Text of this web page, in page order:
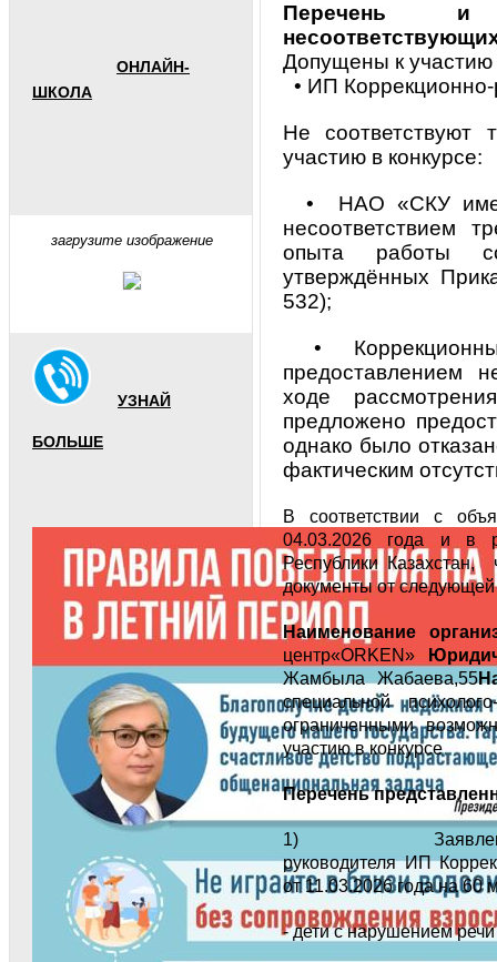
ОНЛАЙН-
ШКОЛА
загрузите изображение
УЗНАЙ
БОЛЬШЕ
Перечень и
Допущены к участию
• ИП
Не
участию в конкурсе:
• НАО «СКУ
несоответствием
опыта работы
утверждённых
532);
•
предоставлением
ходе
предложено
однако было
фактическим
В соответствии с
04.03.2026 года и в
Республики Казахстан,
документы от следующей
Наименование
центр«ORKEN»
Жамбыла Жабаева,55
специальной
ограниченными
участию в конкурсе
Перечень
1) Заявление на
руководителя ИП
от 11.03.2026 года на 60
- дети с нарушением